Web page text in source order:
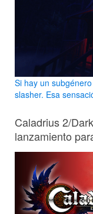
Si hay un
slasher. Esa
Caladrius 2/
lanzamiento